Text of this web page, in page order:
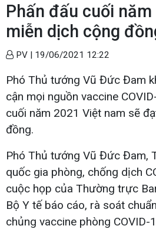
Phấn đấu cuối
miễn dịch cộng
PV | 19/06/2021 12:22
Phó Thủ tướng Vũ Đức Đam
cận mọi nguồn vaccine
cuối năm 2021 Việt nam sẽ
đồng.
Phó Thủ tướng Vũ Đức Đam,
quốc gia phòng, chống dịch
cuộc họp của Thường trực
Bộ Y tế báo cáo, rà soát
chủng vaccine phòng COVID-